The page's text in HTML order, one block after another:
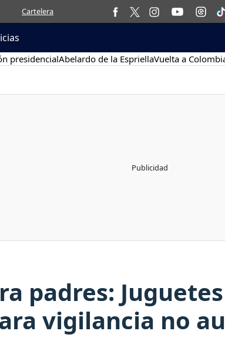
Cartelera
presidencialAbelardo de la EspriellaVuelta a
padres:
vigilancia no